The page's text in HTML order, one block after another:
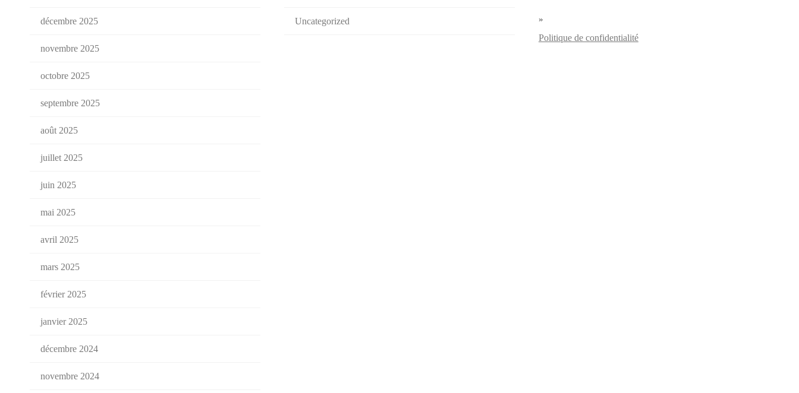
décembre 2025
novembre 2025
octobre 2025
septembre 2025
août 2025
juillet 2025
juin 2025
mai 2025
avril 2025
mars 2025
février 2025
janvier 2025
décembre 2024
novembre 2024
Uncategorized »
Politique de confidentialité